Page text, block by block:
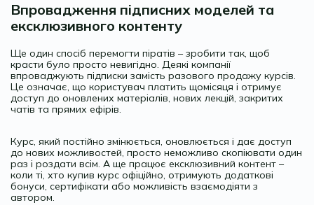
Впровадження підписних моделей та
ексклюзивного контенту
Ще один спосіб перемогти піратів – зробити так, щоб
красти було просто невигідно. Деякі компанії
впроваджують підписки замість разового продажу курсів.
Це означає, що користувач платить щомісяця і отримує
доступ до оновлених матеріалів, нових лекцій, закритих
чатів та прямих ефірів.
Курс, який постійно змінюється, оновлюється і дає доступ
до нових можливостей, просто неможливо скопіювати один
раз і роздати всім. А ще працює ексклюзивний контент –
коли ті, хто купив курс офіційно, отримують додаткові
бонуси, сертифікати або можливість взаємодіяти з
автором.